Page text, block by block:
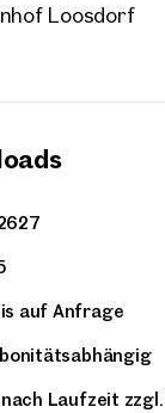
Loosdorf
auf Anfrage
nach Laufzeit